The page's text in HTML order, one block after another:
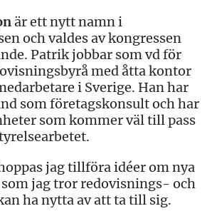
är ett nytt namn i
och valdes av kongressen
Patrik jobbar som vd för
med åtta kontor
i Sverige. Han har
som företagskonsult och har
som kommer väl till pass
jag tillföra idéer om nya
jag tror redovisnings- och
ha nytta av att ta till sig.